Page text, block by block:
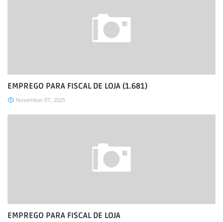
EMPREGO PARA FISCAL DE LOJA (1.681)
November 07, 2025
EMPREGO PARA FISCAL DE LOJA